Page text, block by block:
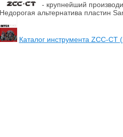
- крупнейший
Недорогая альтернатива пластин
Каталог инструмента ZCC-CT